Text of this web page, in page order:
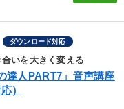
ダウンロード対応
いを大きく変える
達人PART7」音声講座
）